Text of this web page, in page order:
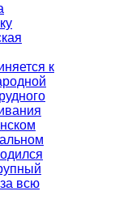
к
всю